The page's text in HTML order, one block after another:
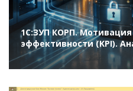
1С:ЗУП КОРП.
эффективности (KPI).